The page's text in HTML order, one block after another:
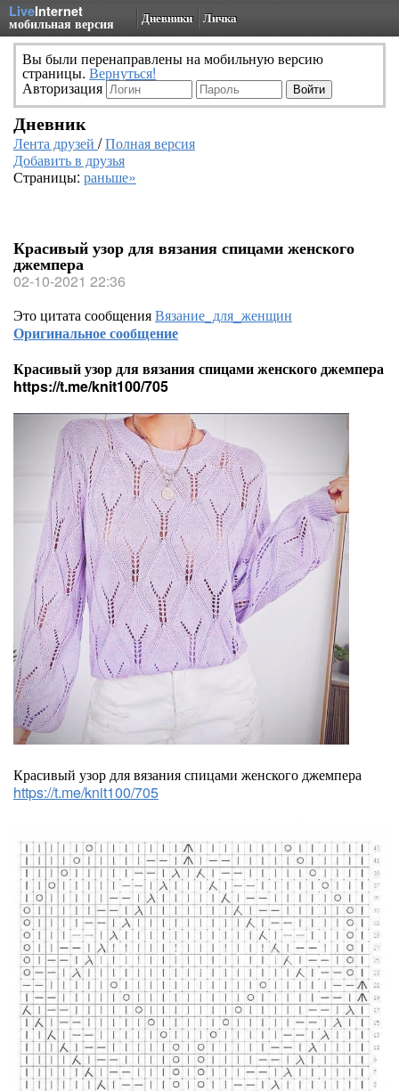
LiveInternet
мобильная версия Дневники Личка
Вы были перенаправлены на мобильную версию
страницы. Вернуться!
Авторизация
Дневник
Лента друзей /Полная версия
Добавить в друзья
Страницы: раньше»
Красивый узор для вязания спицами женского
джемпера
02-10-2021 22:36
Это цитата сообщенияВязание_для_женщин
Оригинальное сообщение
Красивый узор для вязания спицами женского джемпера
https://t.me/knit100/705
Красивый узор для вязания спицами женского джемпера
https://t.me/knit100/705